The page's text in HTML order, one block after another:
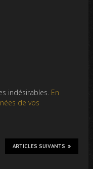
indésirables. En
de vos
ARTICLES SUIVANTS